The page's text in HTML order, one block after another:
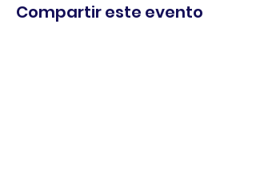
Compartir este evento